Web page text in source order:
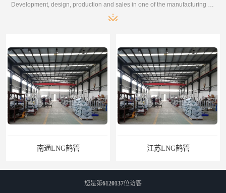
Development, design, production and sales in one of the manufacturing enterprises
南通LNG鹤管 江苏LNG鹤管
您是第6120137位访客